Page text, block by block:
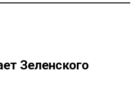
Зеленского